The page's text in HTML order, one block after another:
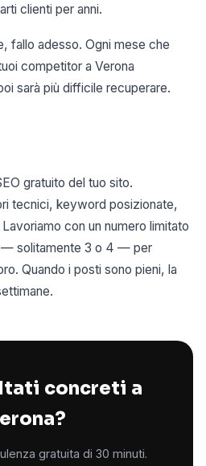
clienti per anni.
fallo adesso. Ogni mese che
competitor a Verona
sarà più difficile recuperare.
gratuito del tuo sito.
tecnici, keyword posizionate,
con un numero limitato
— solitamente 3 o 4 — per
Quando i posti sono pieni, la
concreti a
gratuita di 30 minuti.